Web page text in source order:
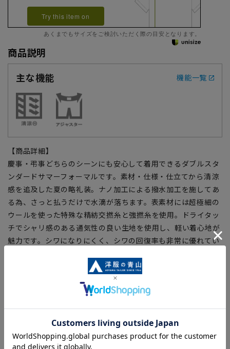
Try this item on
あくまでもサイズをご検討いただく際の目安となります。
商品説明
主な機能
機能一覧
【商品詳細】
慶事・弔事どちらのシーンにも安心して着用できるダブルスタ
ンダードサマーフォーマルです。素材・仕様・仕立てから清涼
感を追及した夏の略礼装。ナノ加工による撥水加工を施してあ
る為、さっと払うだけで水滴が落ちます。表素材には超極細の
ウールを使った特殊な精紡交撚糸と強撚糸を使用。ドライタッ
チでシャリ感のある通気性の良い生地を使用し、軽い着心地が
魅力です。シワになりにくく、シワの回復率も非常に優れてい
快適な着心地です。さらにスラックスはウエストアジャスター
付きで体型変化に対応、長くご着用頂けます。
水分をはじき、急な雨や雪、汚れにも安心。
■アジャスター